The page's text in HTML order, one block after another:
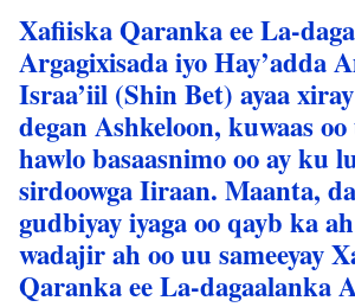
Xafiiska Qaranka ee La-
Argagixisada iyo Hay’adda
Israa’iil (Shin Bet) ayaa
degan Ashkeloon, kuwaas
hawlo basaasnimo oo ay ku
sirdoowga Iiraan. Maanta,
gudbiyay iyaga oo qayb ka
wadajir ah oo uu sameeyay
Qaranka ee La-dagaalanka